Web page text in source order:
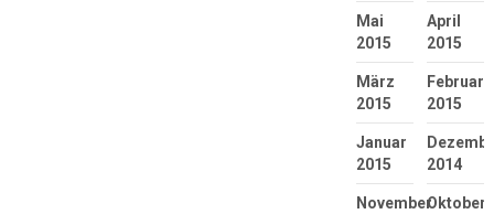
Mai
2015
April
2015
März
2015
Februar
2015
Januar
2015
2014
NovemberOktober